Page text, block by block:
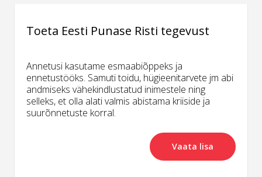
Toeta Eesti Punase Risti tegevust
Annetusi kasutame esmaabiõppeks ja
ennetustööks. Samuti toidu, hügieenitarvete jm abi
andmiseks vähekindlustatud inimestele ning
selleks, et olla alati valmis abistama kriiside ja
suurõnnetuste korral.
Vaata lisa